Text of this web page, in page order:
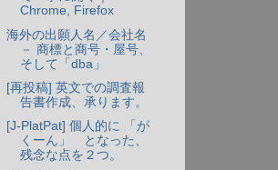
Chrome, Firefox
海外の出願人名／会社名
－ 商標と商号・屋号、
そして「dba」
[再投稿] 英文での調査報
告書作成、承ります。
[J-PlatPat] 個人的に 「が
くーん」 となった、
残念な点を２つ。